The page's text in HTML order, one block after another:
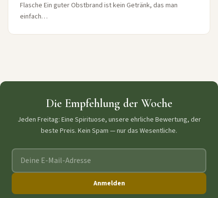
Flasche Ein guter Obstbrand ist kein Getränk, das man
einfach…
Die Empfehlung der Woche
Jeden Freitag: Eine Spirituose, unsere ehrliche Bewertung, der
beste Preis. Kein Spam — nur das Wesentliche.
E-Mail-Adresse
Anmelden